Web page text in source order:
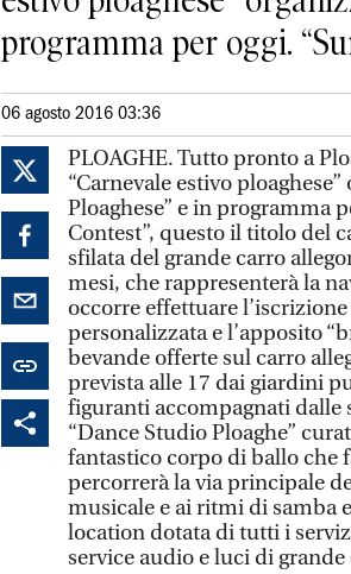
programma per oggi.
06 agosto 2016 03:36
PLOAGHE. Tutto pronto a
“Carnevale estivo
Ploaghese” e in programma
Contest”, questo il titolo del
sfilata del grande carro
mesi, che rappresenterà la
occorre effettuare
personalizzata e l’apposito
bevande offerte sul carro
prevista alle 17 dai giardini
figuranti accompagnati dalle
“Dance Studio Ploaghe”
fantastico corpo di ballo che
percorrerà la via principale
musicale e ai ritmi di samba
location dotata di tutti i
service audio e luci di grande